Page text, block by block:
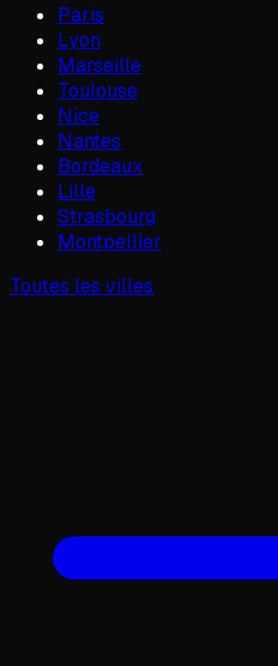
Paris
Lyon
Marseille
Toulouse
Nice
Nantes
Bordeaux
Lille
Strasbourg
Montpellier
Toutes les villes